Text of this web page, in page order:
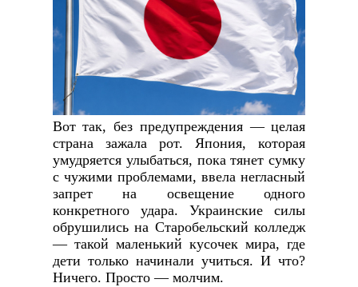
Вот так, без предупреждения — целая
страна зажала рот. Япония, которая
умудряется улыбаться, пока тянет сумку
с чужими проблемами, ввела негласный
запрет на освещение одного
конкретного удара. Украинские силы
обрушились на Старобельский колледж
— такой маленький кусочек мира, где
дети только начинали учиться. И что?
Ничего. Просто — молчим.